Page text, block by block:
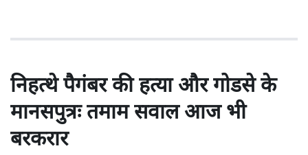
निहत्थे पैगंबर की हत्या और गोडसे के
मानसपुत्रः तमाम सवाल आज भी
बरकरार